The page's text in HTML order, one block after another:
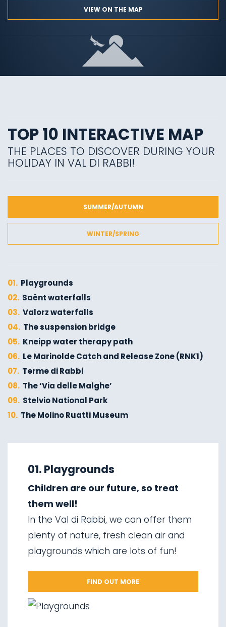
VIEW ON THE MAP
TOP 10 INTERACTIVE MAP
THE PLACES TO DISCOVER DURING YOUR
HOLIDAY IN VAL DI RABBI!
SUMMER/AUTUMN
WINTER/SPRING
01. Playgrounds
02. Saènt waterfalls
03. Valorz waterfalls
04. The suspension bridge
05. Kneipp water therapy path
06. Le Marinolde Catch and Release Zone (RNK1)
07. Terme di Rabbi
08. The ‘Via delle Malghe’
09. Stelvio National Park
10. The Molino Ruatti Museum
Ski touring
Ice climbing
Saent waterfalls
Valorz waterfalls
The suspension bridge
Via delle Malghe
01. Playgrounds
Children are our future, so treat
them well!
In the Val di Rabbi, we can offer them
plenty of nature, fresh clean air and
playgrounds which are lots of fun!
FIND OUT MORE